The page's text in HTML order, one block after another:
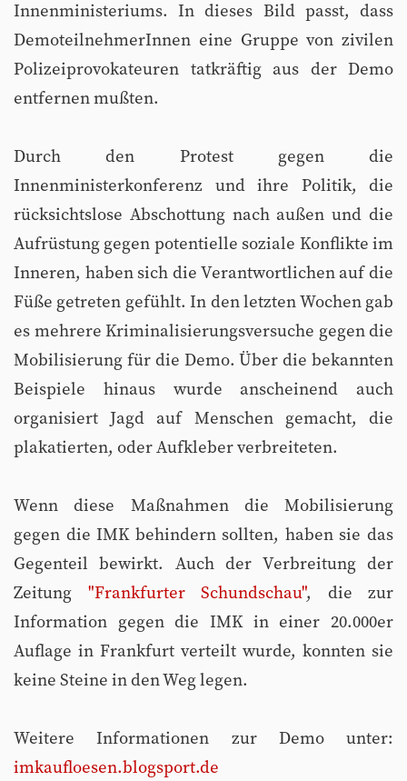
Innenministeriums. In dieses Bild passt, dass
DemoteilnehmerInnen eine Gruppe von zivilen
Polizeiprovokateuren tatkräftig aus der Demo
entfernen mußten.
Durch den Protest gegen die
Innenministerkonferenz und ihre Politik, die
rücksichtslose Abschottung nach außen und die
Aufrüstung gegen potentielle soziale Konflikte im
Inneren, haben sich die Verantwortlichen auf die
Füße getreten gefühlt. In den letzten Wochen gab
es mehrere Kriminalisierungsversuche gegen die
Mobilisierung für die Demo. Über die bekannten
Beispiele hinaus wurde anscheinend auch
organisiert Jagd auf Menschen gemacht, die
plakatierten, oder Aufkleber verbreiteten.
Wenn diese Maßnahmen die Mobilisierung
gegen die IMK behindern sollten, haben sie das
Gegenteil bewirkt. Auch der Verbreitung der
Zeitung "Frankfurter Schundschau", die zur
Information gegen die IMK in einer 20.000er
Auflage in Frankfurt verteilt wurde, konnten sie
keine Steine in den Weg legen.
Weitere Informationen zur Demo unter:
imkaufloesen.blogsport.de